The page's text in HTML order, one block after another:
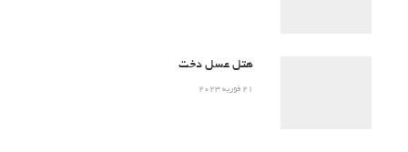
هتل عسل دخت
21 فوریه 2023